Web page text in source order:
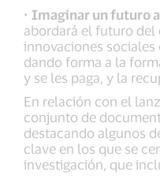
· Imaginar un futuro
abordará el futuro del
innovaciones
dando forma a la
y se les paga, y la
En relación con el
conjunto de
destacando algunos
clave en los que se
investigación, que